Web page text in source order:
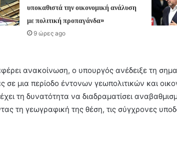
υποκαθιστά την οικονομική ανάλυση
με πολιτική προπαγάνδα»
9 ώρες ago
ανακοίνωση, ο υπουργός ανέδειξε τη
σε μια περίοδο έντονων γεωπολιτικών και
τη δυνατότητα να διαδραματίσει
τη γεωγραφική της θέση, τις σύγχρονες